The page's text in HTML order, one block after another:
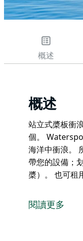
概述
概述
站立式槳板衝
個。
海洋中衝浪。
帶您的設備；
槳）。 也可租
個。
閱讀更多